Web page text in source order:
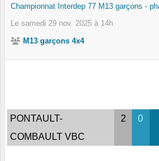
Championnat Interdep 77 M13 garçons -
Le samedi 29 nov. 2025 à 14h
M13 garçons 4x4
PONTAULT-
COMBAULT VBC
2 0